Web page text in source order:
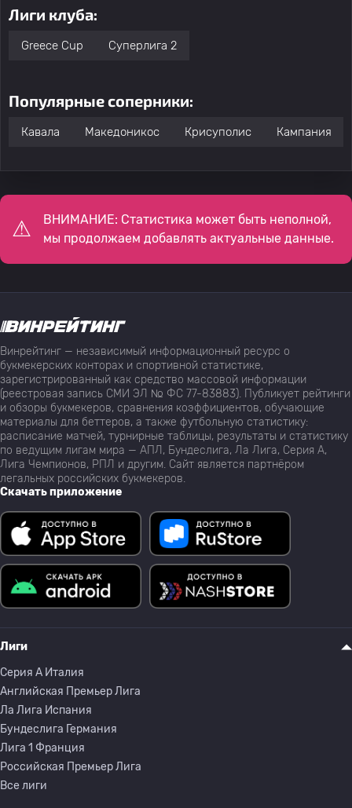
Лиги клуба:
Greece Cup Суперлига 2
Популярные соперники:
Кавала Македоникос Крисуполис Кампания
ВНИМАНИЕ: Статистика может быть неполной,
мы продолжаем добавлять актуальные данные.
Винрейтинг — независимый информационный ресурс о
букмекерских конторах и спортивной статистике,
зарегистрированный как средство массовой информации
(реестровая запись СМИ ЭЛ № ФС 77-83883). Публикует рейтинги
и обзоры букмекеров, сравнения коэффициентов, обучающие
материалы для беттеров, а также футбольную статистику:
расписание матчей, турнирные таблицы, результаты и статистику
по ведущим лигам мира — АПЛ, Бундеслига, Ла Лига, Серия А,
Лига Чемпионов, РПЛ и другим. Сайт является партнёром
легальных российских букмекеров.
Скачать приложение
Лиги
Серия A Италия
Английская Премьер Лига
Ла Лига Испания
Бундеслига Германия
Лига 1 Франция
Российская Премьер Лига
Все лиги